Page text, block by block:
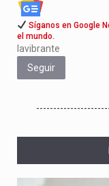
Síganos en Google
el mundo.
lavibrante
Seguir